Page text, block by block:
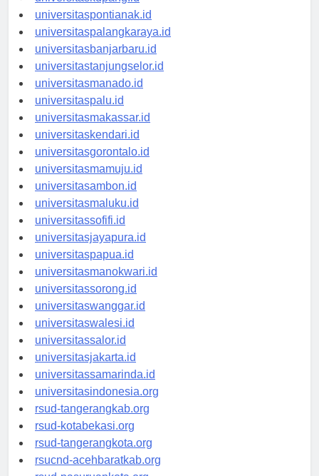
universitaskupang.id
universitaspontianak.id
universitaspalangkaraya.id
universitasbanjarbaru.id
universitastanjungselor.id
universitasmanado.id
universitaspalu.id
universitasmakassar.id
universitaskendari.id
universitasgorontalo.id
universitasmamuju.id
universitasambon.id
universitasmaluku.id
universitassofifi.id
universitasjayapura.id
universitaspapua.id
universitasmanokwari.id
universitassorong.id
universitaswanggar.id
universitaswalesi.id
universitassalor.id
universitasjakarta.id
universitassamarinda.id
universitasindonesia.org
rsud-tangerangkab.org
rsud-kotabekasi.org
rsud-tangerangkota.org
rsucnd-acehbaratkab.org